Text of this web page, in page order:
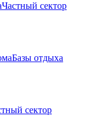
Частный сектор
Базы отдыха
сектор